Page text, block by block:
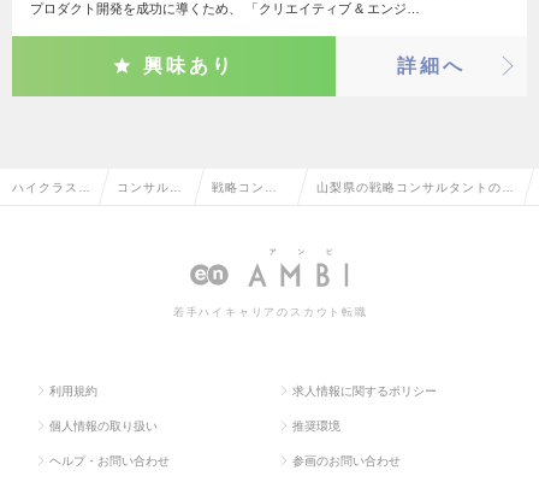
プロダクト開発を成功に導くため、 「クリエイティブ & エンジ…
興味あり 詳細へ
ハイクラス求 コンサルタ 戦略コンサ 山梨県の戦略コンサルタントの転
若手ハイキャリアのスカウト転職
利用規約 求人情報に関するポリシー
個人情報の取り扱い 推奨環境
ヘルプ・お問い合わせ 参画のお問い合わせ